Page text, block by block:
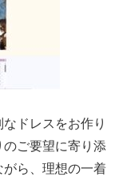
ドレスをお作り
ご要望に寄り添
ら、理想の一着